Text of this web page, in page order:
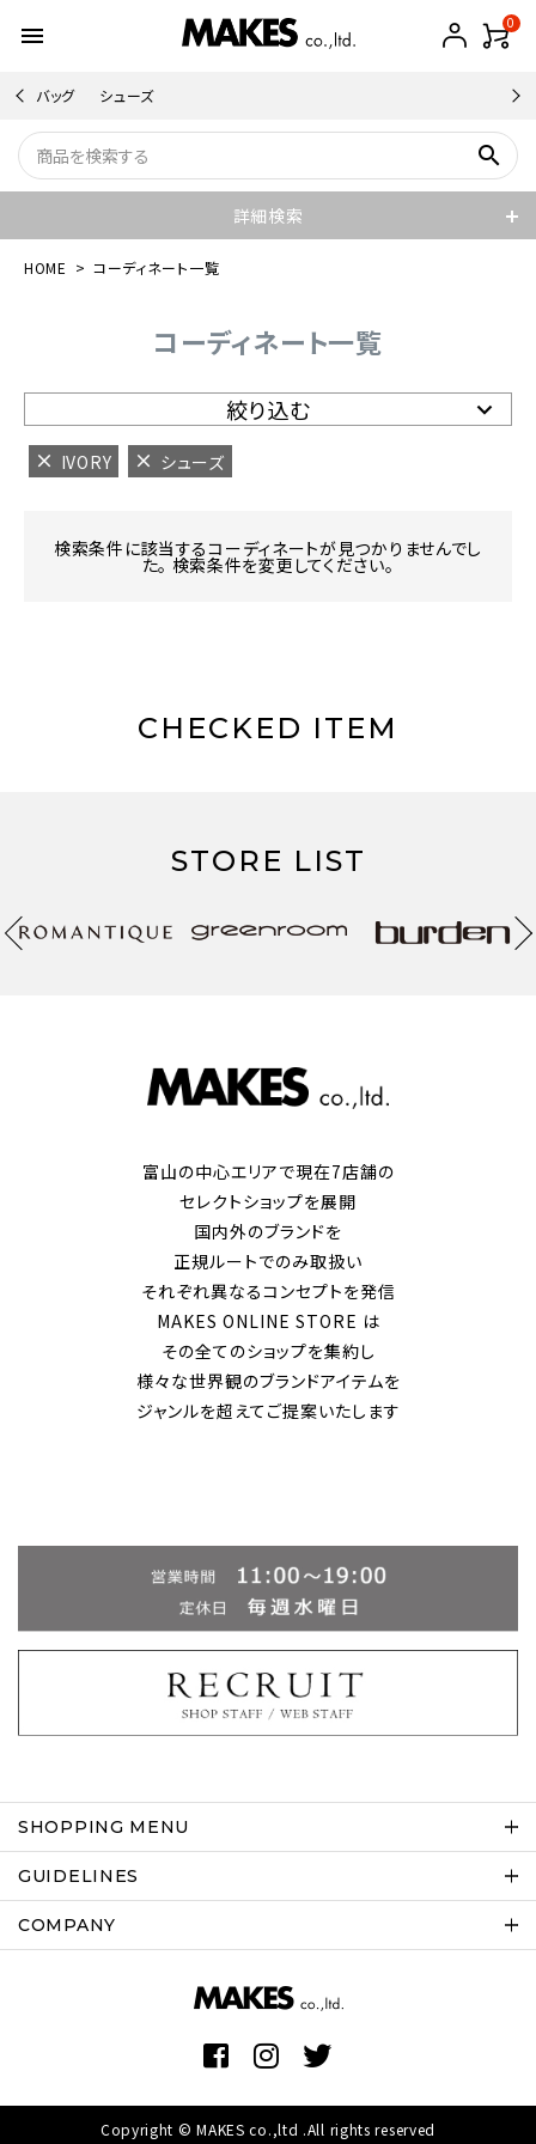
menu 0
バッグ シューズ
search
詳細検索
HOME コーディネート一覧
コーディネート一覧
絞り込む
IVORY シューズ
検索条件に該当するコーディネートが見つかりませんでし
た。 検索条件を変更してください。
CHECKED ITEM
STORE LIST
富山の中心エリアで現在7店舗の
セレクトショップを展開
国内外のブランドを
正規ルートでのみ取扱い
それぞれ異なるコンセプトを発信
MAKES ONLINE STORE は
その全てのショップを集約し
様々な世界観のブランドアイテムを
ジャンルを超えてご提案いたします
SHOPPING MENU
GUIDELINES
COMPANY
Copyright © MAKES co.,ltd .All rights reserved